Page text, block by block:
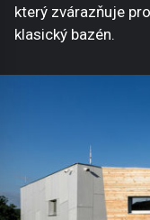
který zvárazňuje
klasický bazén.